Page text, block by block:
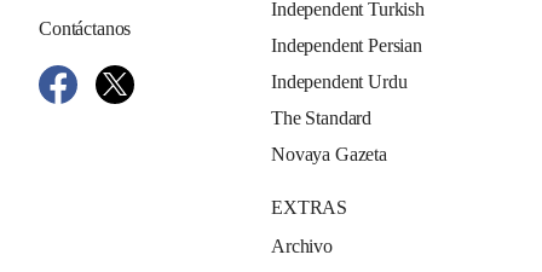
Contáctanos
Independent Turkish
Independent Persian
Independent Urdu
The Standard
Novaya Gazeta
EXTRAS
Archivo